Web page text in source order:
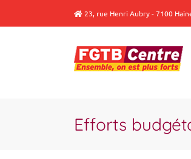
contenu
23, rue Henri Aubry - 7100
Efforts